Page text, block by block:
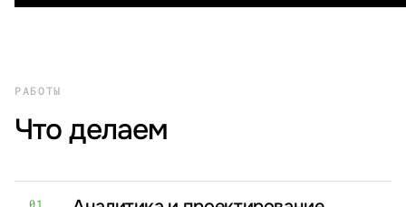
РАБОТЫ
Что делаем
01